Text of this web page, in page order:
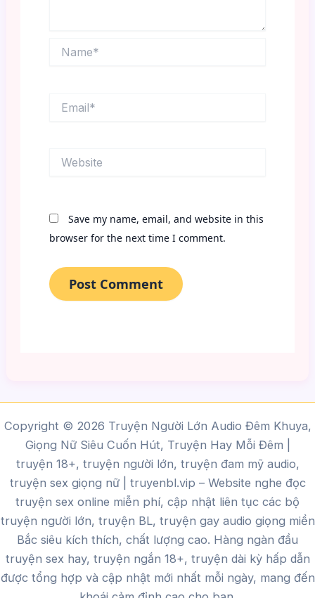
Save my name, email, and website in this
browser for the next time I comment.
Copyright © 2026 Truyện Người Lớn Audio Đêm Khuya,
Giọng Nữ Siêu Cuốn Hút, Truyện Hay Mỗi Đêm |
truyện 18+, truyện người lớn, truyện đam mỹ audio,
truyện sex giọng nữ | truyenbl.vip – Website nghe đọc
truyện sex online miễn phí, cập nhật liên tục các bộ
truyện người lớn, truyện BL, truyện gay audio giọng miền
Bắc siêu kích thích, chất lượng cao. Hàng ngàn đầu
truyện sex hay, truyện ngắn 18+, truyện dài kỳ hấp dẫn
được tổng hợp và cập nhật mới nhất mỗi ngày, mang đến